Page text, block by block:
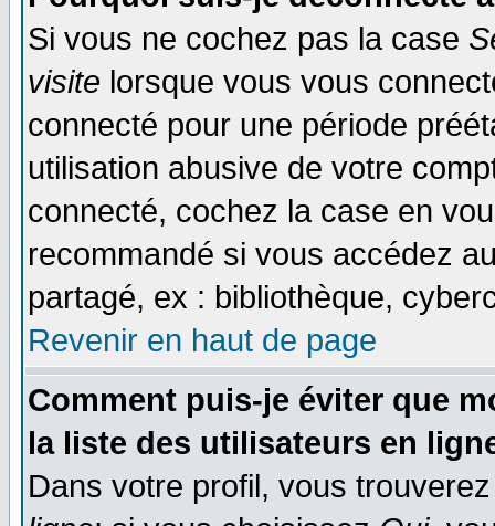
Si vous ne cochez pas la case
visite lorsque vous vous
connecté pour une période
utilisation abusive de votre
connecté, cochez la case en
recommandé si vous accédez
partagé, ex : bibliothèque,
Revenir en haut de page
Comment puis-je éviter que
la liste des utilisateurs en
Dans votre profil, vous